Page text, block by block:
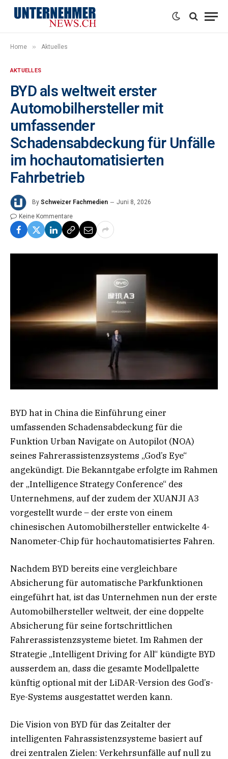
Home » Aktuelles
AKTUELLES
BYD als weltweit erster
Automobilhersteller mit
umfassender
Schadensabdeckung für Unfälle
im hochautomatisierten
Fahrbetrieb
By Schweizer Fachmedien
Juni 8, 2026
Keine Kommentare
BYD hat in China die Einführung einer
umfassenden Schadensabdeckung für die
Funktion Urban Navigate on Autopilot (NOA)
seines Fahrerassistenzsystems „God’s Eye“
angekündigt. Die Bekanntgabe erfolgte im Rahmen
der „Intelligence Strategy Conference“ des
Unternehmens, auf der zudem der XUANJI A3
vorgestellt wurde – der erste von einem
chinesischen Automobilhersteller entwickelte 4-
Nanometer-Chip für hochautomatisiertes Fahren.
Nachdem BYD bereits eine vergleichbare
Absicherung für automatische Parkfunktionen
eingeführt hat, ist das Unternehmen nun der erste
Automobilhersteller weltweit, der eine doppelte
Absicherung für seine fortschrittlichen
Fahrerassistenzsysteme bietet. Im Rahmen der
Strategie „Intelligent Driving for All“ kündigte BYD
ausserdem an, dass die gesamte Modellpalette
künftig optional mit der LiDAR-Version des God’s-
Eye-Systems ausgestattet werden kann.
Die Vision von BYD für das Zeitalter der
intelligenten Fahrassistenzsysteme basiert auf
drei zentralen Zielen: Verkehrsunfälle auf null zu